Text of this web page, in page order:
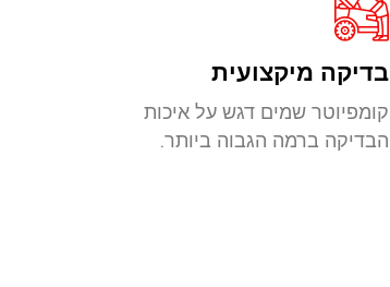
בדיקה מיקצועית
קומפיוטר שמים דגש על איכות
הבדיקה ברמה הגבוה ביותר.